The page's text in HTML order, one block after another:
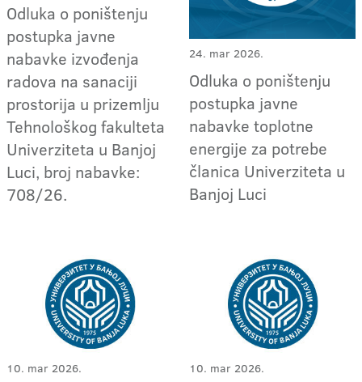
Odluka o poništenju
postupka javne
nabavke izvođenja
radova na sanaciji
prostorija u prizemlju
Tehnološkog fakulteta
Univerziteta u Banjoj
Luci, broj nabavke:
708/26.
24. mar 2026.
Odluka o poništenju
postupka javne
nabavke toplotne
energije za potrebe
članica Univerziteta u
Banjoj Luci
10. mar 2026. 10. mar 2026.